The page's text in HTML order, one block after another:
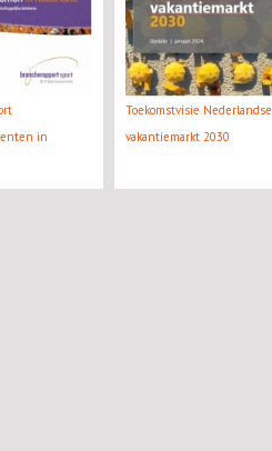
in
Toekomstvisie Nederlandse
vakantiemarkt 2030